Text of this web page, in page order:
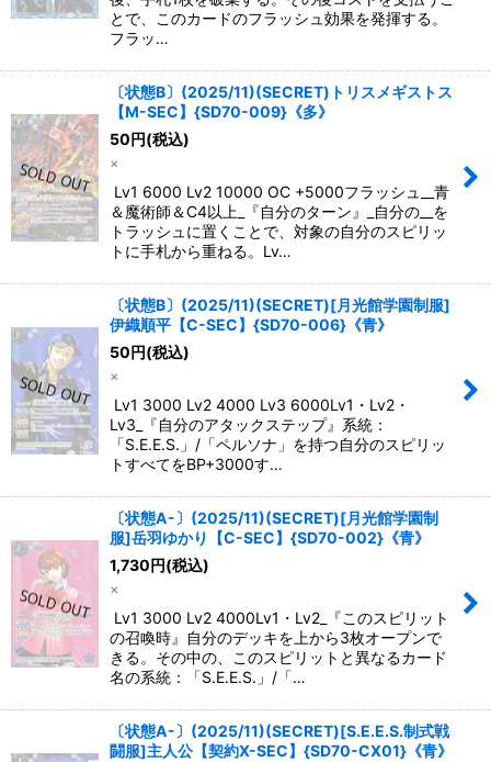
とで、このカードのフラッシュ効果を発揮する。
フラッ…
〔状態B〕(2025/11)(SECRET)トリスメギストス
【M-SEC】{SD70-009}《多》
50 円(税込)
×
Lv1 6000 Lv2 10000 OC +5000フラッシュ__青
＆魔術師＆C4以上_『自分のターン』_自分の__を
トラッシュに置くことで、対象の自分のスピリッ
トに手札から重ねる。Lv…
〔状態B〕(2025/11)(SECRET)[月光館学園制服]
伊織順平【C-SEC】{SD70-006}《青》
50 円(税込)
×
Lv1 3000 Lv2 4000 Lv3 6000Lv1・Lv2・
Lv3_『自分のアタックステップ』系統：
「S.E.E.S.」/「ペルソナ」を持つ自分のスピリッ
トすべてをBP+3000す…
〔状態A-〕(2025/11)(SECRET)[月光館学園制
服]岳羽ゆかり【C-SEC】{SD70-002}《青》
1,730 円(税込)
×
Lv1 3000 Lv2 4000Lv1・Lv2_『このスピリット
の召喚時』自分のデッキを上から3枚オープンで
きる。その中の、このスピリットと異なるカード
名の系統：「S.E.E.S.」/「…
〔状態A-〕(2025/11)(SECRET)[S.E.E.S.制式戦
闘服]主人公【契約X-SEC】{SD70-CX01}《青》